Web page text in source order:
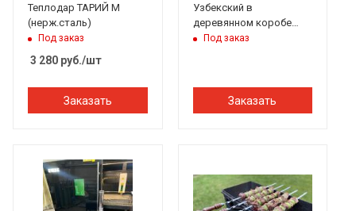
Теплодар ТАРИЙ М
(нерж.сталь)
Под заказ
3 280 руб./шт
Заказать
Узбекский в
деревянном коробе
Дипломат
Под заказ
Заказать